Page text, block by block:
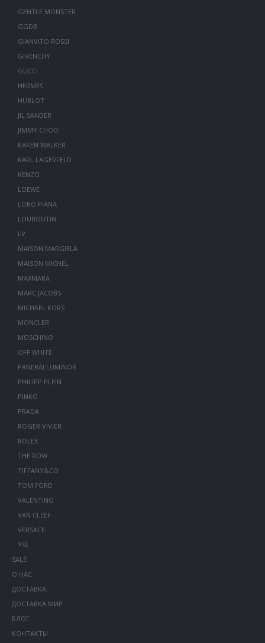
GENTLE MONSTER
GGDB
GIANVITO ROSSI
GIVENCHY
GUCCI
HERMES
HUBLOT
JIL SANDER
JIMMY CHOO
KAREN WALKER
KARL LAGERFELD
KENZO
LOEWE
LORO PIANA
LOUBOUTIN
LV
MAISON MARGIELA
MAISON MICHEL
MAXMARA
MARC JACOBS
MICHAEL KORS
MONCLER
MOSCHINO
OFF WHITE
PANERAI LUMINOR
PHILIPP PLEIN
PINKO
PRADA
ROGER VIVIER
ROLEX
THE ROW
TIFFANY&CO
TOM FORD
VALENTINO
VAN CLEEF
VERSACE
YSL
SALE
О НАС
ДОСТАВКА
ДОСТАВКА МИР
БЛОГ
КОНТАКТЫ